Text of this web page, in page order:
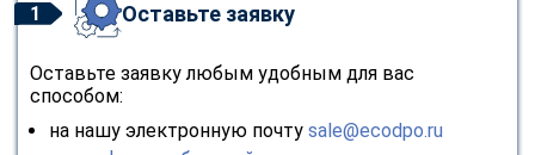
1 Оставьте заявку
Оставьте заявку любым удобным для вас
способом:
на нашу электронную почту sale@ecodpo.ru